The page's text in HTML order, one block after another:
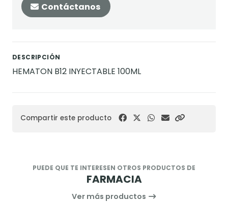
Contáctanos
DESCRIPCIÓN
HEMATON B12 INYECTABLE 100ML
Compartir este producto
PUEDE QUE TE INTERESEN OTROS PRODUCTOS DE
FARMACIA
Ver más productos